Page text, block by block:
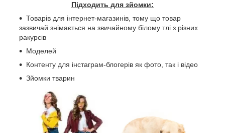
Підходить для зйомки:
Товарів для інтернет-магазинів, тому що товар
зазвичай знімається на звичайному білому тлі з різних
ракурсів
Моделей
Контенту для інстаграм-блогерів як фото, так і відео
Зйомки тварин